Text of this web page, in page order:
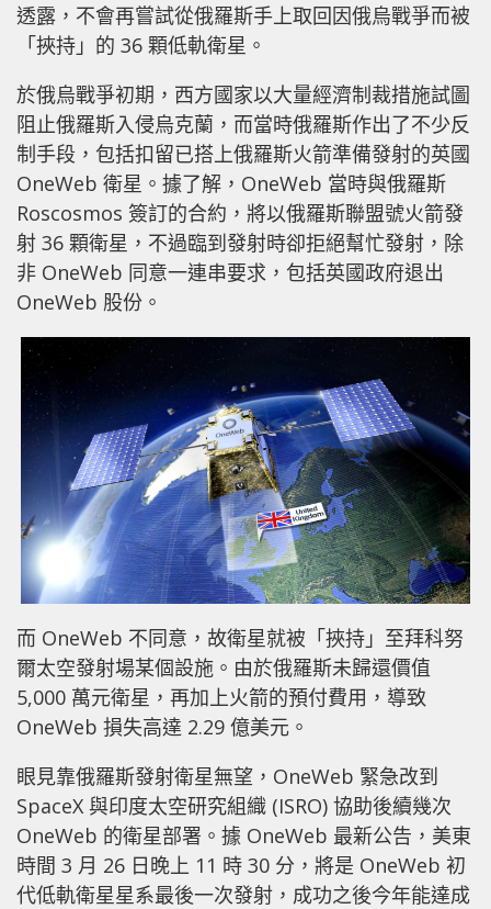
透露，不會再嘗試從俄羅斯手上取回因俄烏戰爭而被
「挾持」的 36 顆低軌衛星。
於俄烏戰爭初期，西方國家以大量經濟制裁措施試圖
阻止俄羅斯入侵烏克蘭，而當時俄羅斯作出了不少反
制手段，包括扣留已搭上俄羅斯火箭準備發射的英國
OneWeb 衛星。據了解，OneWeb 當時與俄羅斯
Roscosmos 簽訂的合約，將以俄羅斯聯盟號火箭發
射 36 顆衛星，不過臨到發射時卻拒絕幫忙發射，除
非 OneWeb 同意一連串要求，包括英國政府退出
OneWeb 股份。
而 OneWeb 不同意，故衛星就被「挾持」至拜科努
爾太空發射場某個設施。由於俄羅斯未歸還價值
5,000 萬元衛星，再加上火箭的預付費用，導致
OneWeb 損失高達 2.29 億美元。
眼見靠俄羅斯發射衛星無望，OneWeb 緊急改到
SpaceX 與印度太空研究組織 (ISRO) 協助後續幾次
OneWeb 的衛星部署。據 OneWeb 最新公告，美東
時間 3 月 26 日晚上 11 時 30 分，將是 OneWeb 初
代低軌衛星星系最後一次發射，成功之後今年能達成